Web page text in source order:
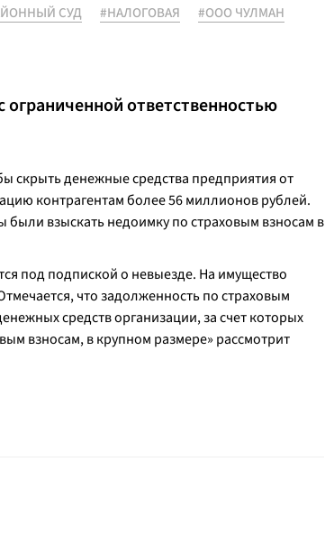
СУД #НАЛОГОВАЯ
#ООО ЧУЛМАН
ответственностью
скрыть денежные средства предприятия от
контрагентам более 56 миллионов рублей.
были взыскать недоимку по страховым взносам в
под подпиской о невыезде. На имущество
что задолженность по страховым
средств организации, за счет которых
взносам, в крупном размере» рассмотрит